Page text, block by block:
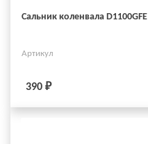
Сальник коленвала D1100GFE
Артикул
390 ₽